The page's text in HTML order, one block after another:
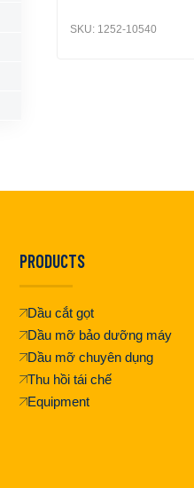
SKU: 1252-10540
PRODUCTS
Dầu cắt gọt
Dầu mỡ bảo dưỡng máy
Dầu mỡ chuyên dụng
Thu hồi tái chế
Equipment